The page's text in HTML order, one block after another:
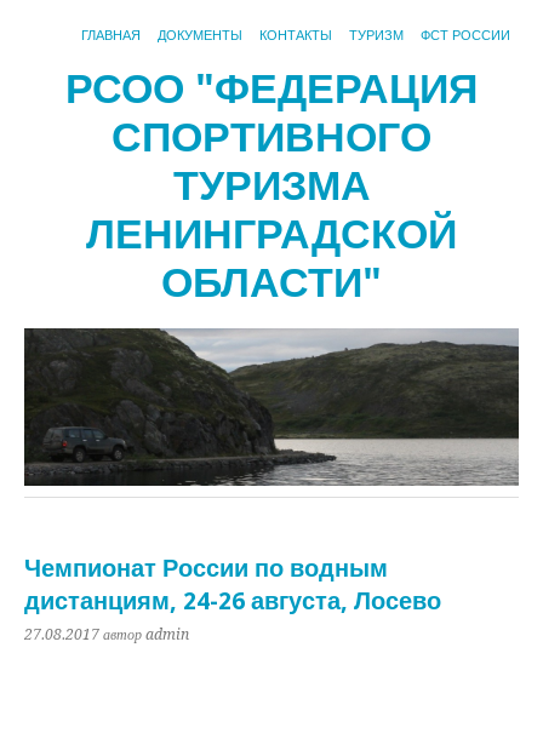
ГЛАВНАЯ ДОКУМЕНТЫ КОНТАКТЫ ТУРИЗМ ФСТ РОССИИ
РСОО "ФЕДЕРАЦИЯ
СПОРТИВНОГО
ТУРИЗМА
ЛЕНИНГРАДСКОЙ
ОБЛАСТИ"
Чемпионат России по водным
дистанциям, 24-26 августа, Лосево
27.08.2017 автор admin